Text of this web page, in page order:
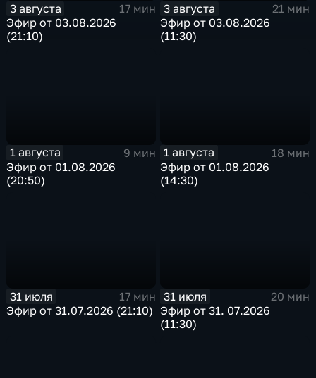
3 августа
17 мин
Эфир от 03.08.2026
(21:10)
3 августа
21 мин
Эфир от 03.08.2026
(11:30)
1 августа
9 мин
Эфир от 01.08.2026
(20:50)
1 августа
18 мин
Эфир от 01.08.2026
(14:30)
31 июля
17 мин
Эфир от 31.07.2026 (21:10)
31 июля
20 мин
Эфир от 31. 07.2026
(11:30)